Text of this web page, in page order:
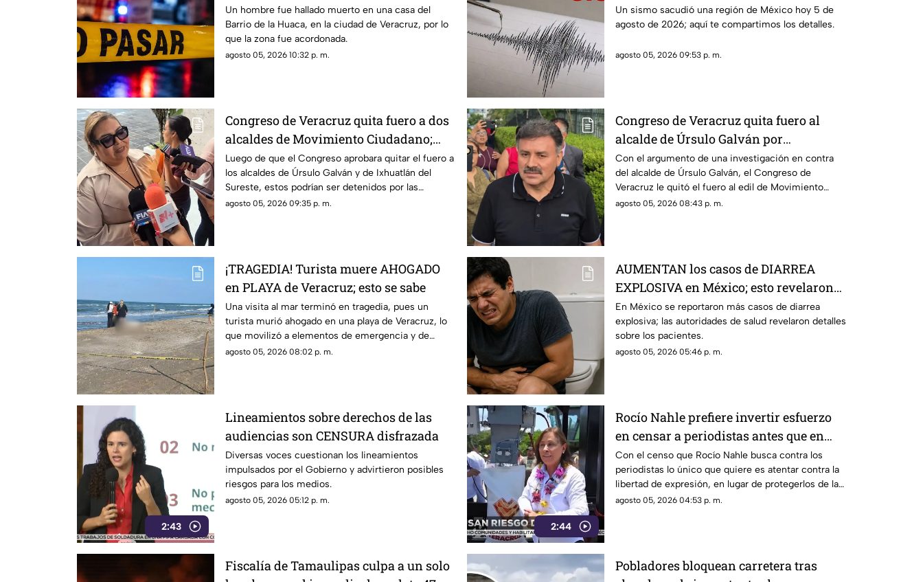
Veracruz
Un hombre fue hallado muerto en una casa del
Barrio de la Huaca, en la ciudad de Veracruz, por lo
que la zona fue acordonada.
agosto 05, 2026 10:32 p. m.
magnitud?
Un sismo sacudió una región de México hoy 5 de
agosto de 2026; aquí te compartimos los detalles.
agosto 05, 2026 09:53 p. m.
Congreso de Veracruz quita fuero a dos
alcaldes de Movimiento Ciudadano;
podrían ser detenidos
Luego de que el Congreso aprobara quitar el fuero a
los alcaldes de Úrsulo Galván y de Ixhuatlán del
Sureste, estos podrían ser detenidos por las
autoridades. Uno es acusado de desaparición y el
agosto 05, 2026 09:35 p. m.
Congreso de Veracruz quita fuero al
alcalde de Úrsulo Galván por
investigación en su contra ¿De qué lo
acusan?
Con el argumento de una investigación en contra
del alcalde de Úrsulo Galván, el Congreso de
Veracruz le quitó el fuero al edil de Movimiento
Ciudadano.
agosto 05, 2026 08:43 p. m.
¡TRAGEDIA! Turista muere AHOGADO
en PLAYA de Veracruz; esto se sabe
Una visita al mar terminó en tragedia, pues un
turista murió ahogado en una playa de Veracruz, lo
que movilizó a elementos de emergencia y de
seguridad.
agosto 05, 2026 08:02 p. m.
AUMENTAN los casos de DIARREA
EXPLOSIVA en México; esto revelaron
de los pacientes
En México se reportaron más casos de diarrea
explosiva; las autoridades de salud revelaron detalles
sobre los pacientes.
agosto 05, 2026 05:46 p. m.
2:43
Lineamientos sobre derechos de las
audiencias son CENSURA disfrazada
Diversas voces cuestionan los lineamientos
impulsados por el Gobierno y advirtieron posibles
riesgos para los medios.
agosto 05, 2026 05:12 p. m.
2:44
Rocío Nahle prefiere invertir esfuerzo
en censar a periodistas antes que en
protegerlos de la violencia
Con el censo que Rocío Nahle busca contra los
periodistas lo único que quiere es atentar contra la
libertad de expresión, en lugar de protegerlos de las
agresiones que se han registrado en la entidad.
agosto 05, 2026 04:53 p. m.
Fiscalía de Tamaulipas culpa a un solo
Pobladores bloquean carretera tras